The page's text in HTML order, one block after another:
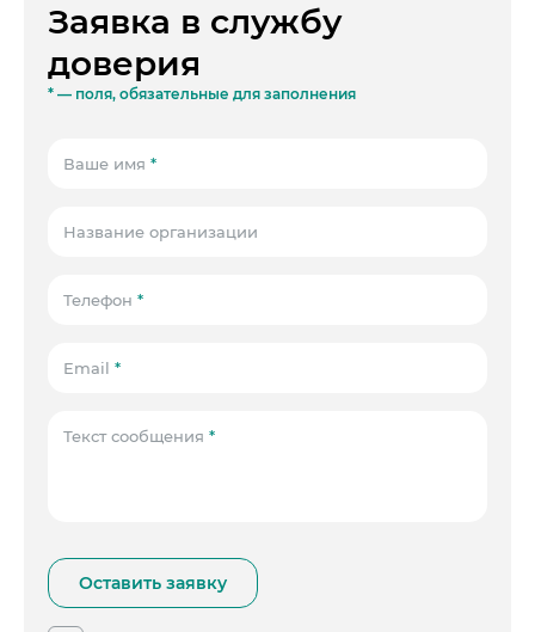
Заявка в службу
доверия
* — поля, обязательные для заполнения
Ваше имя *
Название организации
Телефон *
Email *
Текст сообщения *